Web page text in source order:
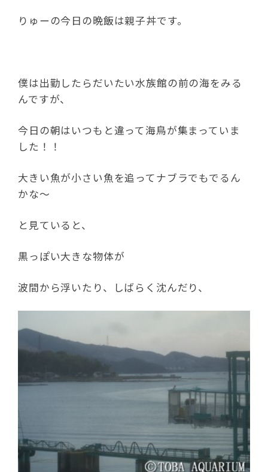
りゅーの今日の晩飯は親子丼です。
僕は出勤したらだいたい水族館の前の海をみる
んですが、
今日の朝はいつもと違って海鳥が集まっていま
した！！
大きい魚が小さい魚を追ってナブラでもでるん
かな～
と見ていると、
黒っぽい大きな物体が
波間から浮いたり、しばらく沈んだり、